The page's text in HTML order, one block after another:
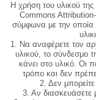
Η χρήση του υλικού
Commons
σύμφωνα με την οποία
1. Να αναφέρετε τον
υλικού, το σύνδεσμο
κάνει στο υλικό. Οι
τρόπο και δεν
2. Δεν
3. Αν διασκευάσετε